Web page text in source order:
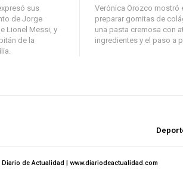
sus
de Jorge
Lionel Messi, y
de la
Verónica Orozco mostró
preparar gomitas de
una pasta cremosa con
ingredientes y el paso a
Diario de Actualidad | www.diariodeactualidad.com